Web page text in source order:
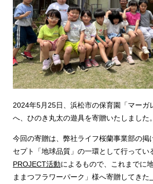
2024年5月25日、浜松市の保育園「マーガ
へ、ひのき丸太の遊具を寄贈いたしました。
今回の寄贈は、弊社ライフ桜蘭事業部の掲
セプト「地球品質」の一環として行ってい
PROJECT活動によるもので、これまでに
ままつフラワーパーク」様へ寄贈してきた